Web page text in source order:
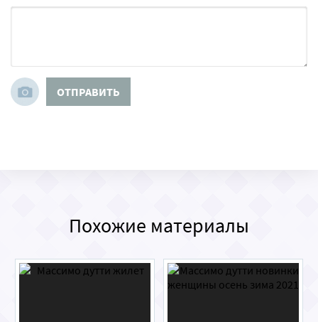
ОТПРАВИТЬ
Похожие материалы